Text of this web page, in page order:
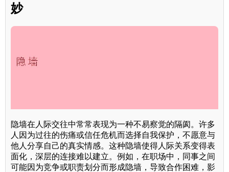
妙
隐墙在人际交往中常常表现为一种不易察觉的隔阂。许多
人因为过往的伤痛或信任危机而选择自我保护，不愿意与
他人分享自己的真实情感。这种隐墙使得人际关系变得表
面化，深层的连接难以建立。例如，在职场中，同事之间
可能因为竞争或职责划分而形成隐墙，导致合作困难，影